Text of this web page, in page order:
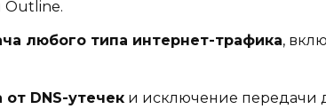
Outline.
любого типа интернет-трафика,
DNS-утечек и исключение передачи